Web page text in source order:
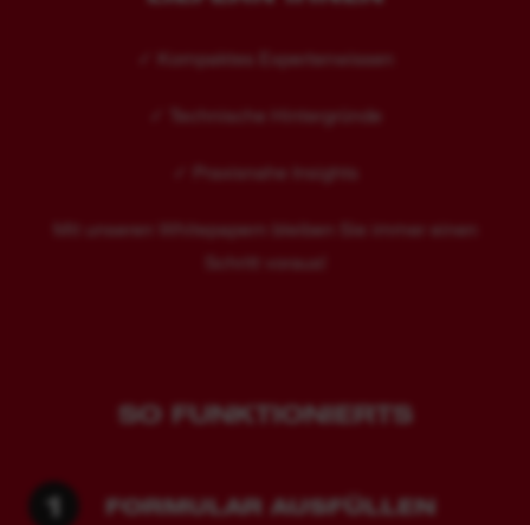
✓ Kompaktes Expertenwissen
✓ Technische Hintergründe
Mit unseren Whitepapern bleiben Sie immer einen
SO FUNKTIONIERTS
1 FORMULAR AUSFÜLLEN